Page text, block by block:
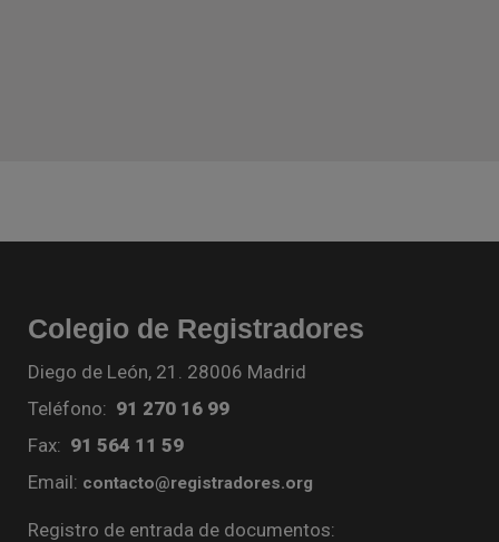
Colegio de Registradores
Diego de León, 21. 28006 Madrid
Teléfono: 91 270 16 99
Fax: 91 564 11 59
Email: contacto@registradores.org
Registro de entrada de documentos: